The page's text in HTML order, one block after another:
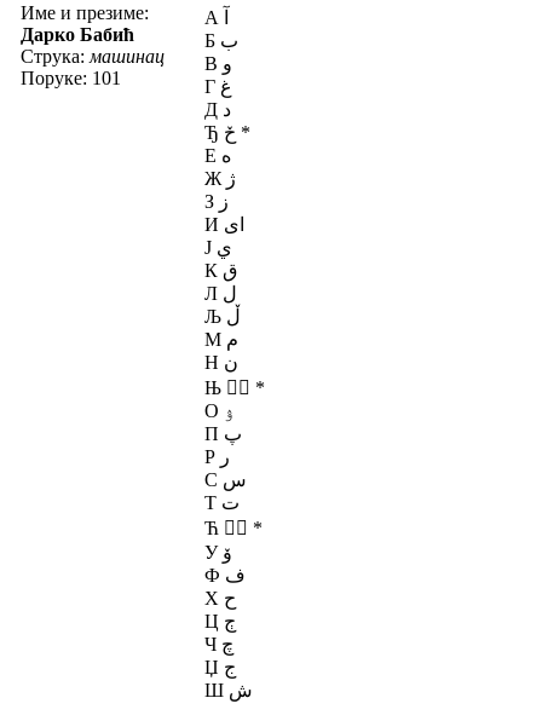
Име и презиме:
Дарко Бабић
Струка: машинац
Поруке: 101
Б ب
В و
Г غ
Д د
Ђ حٚ *
Е ه
Ж ژ
З ز
И اى
Ј ي
К ق
Л ل
Љ ڵ
М م
Н ن
Њ ںٛ *
О ۉ
П پ
Р ر
С س
Т ت
Ћ حٛ *
У ۆ
Ф ف
Х ح
Ц ڄ
Ч چ
Џ ج
Ш ش